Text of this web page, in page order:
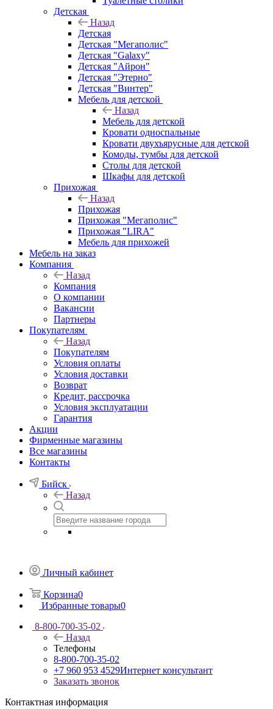
Детская
Назад
Детская
Детская "Мегаполис"
Детская "Galaxy"
Детская "Айрон"
Детская "Этерно"
Детская "Винтер"
Мебель для детской
Назад
Мебель для детской
Кровати односпальные
Кровати двухъярусные для детской
Комоды, тумбы для детской
Столы для детской
Шкафы для детской
Прихожая
Назад
Прихожая
Прихожая "Мегаполис"
Прихожая "LIRA"
Мебель для прихожей
Мебель на заказ
Компания
Назад
Компания
О компании
Вакансии
Партнеры
Покупателям
Назад
Покупателям
Условия оплаты
Условия доставки
Возврат
Кредит, рассрочка
Условия эксплуатации
Гарантия
Акции
Фирменные магазины
Все магазины
Контакты
Бийск
Назад
Личный кабинет
Корзина0
Избранные товары0
8-800-700-35-02
Назад
Телефоны
8-800-700-35-02
+7 960 953 4529Интернет консультант
Заказать звонок
Контактная информация